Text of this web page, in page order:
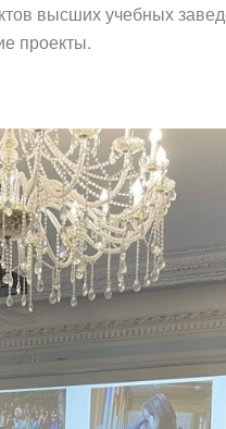
высших учебных
проекты.